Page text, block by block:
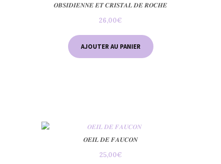
𝑶𝑩𝑺𝑰𝑫𝑰𝑬𝑵𝑵𝑬 𝑬𝑻 𝑪𝑹𝑰𝑺𝑻𝑨𝑳 𝑫𝑬 𝑹𝑶𝑪𝑯𝑬
26,00€
AJOUTER AU PANIER
𝑶𝑬𝑰𝑳 𝑫𝑬 𝑭𝑨𝑼𝑪𝑶𝑵
25,00€